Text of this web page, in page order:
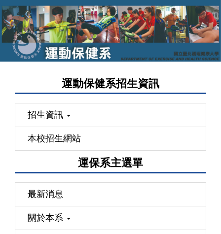
跳
到
要
內
運動保健系招生資訊
招生資訊
本校招生網站
運保系主選單
最新消息
關於本系